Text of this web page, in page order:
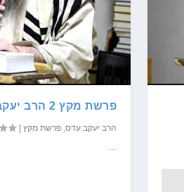
פרשת מקץ 2 הרב יעקב עדס
הרב יעקב עדס, פרשת מקץ|